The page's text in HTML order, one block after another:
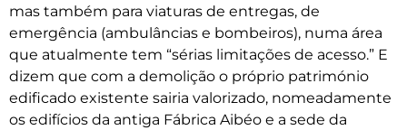
mas também para viaturas de entregas, de
emergência (ambulâncias e bombeiros), numa área
que atualmente tem “sérias limitações de acesso.” E
dizem que com a demolição o próprio património
edificado existente sairia valorizado, nomeadamente
os edifícios da antiga Fábrica Aibéo e a sede da